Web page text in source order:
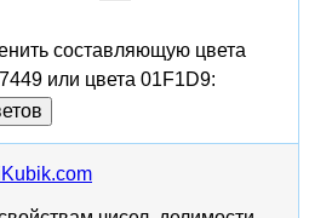
составляющую цвета
или цвета 01F1D9: